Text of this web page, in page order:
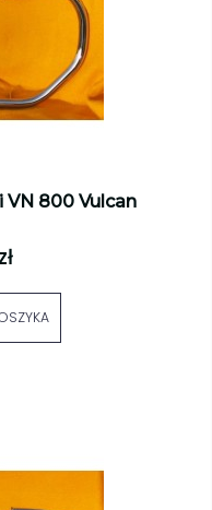
VN 800 Vulcan